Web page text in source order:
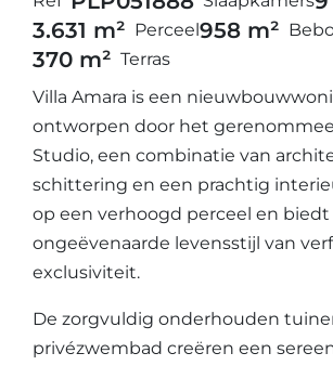
3.631 m² Perceel958 m²
370 m² Terras
Villa Amara is een
ontworpen door het
Studio, een combinatie van
schittering en een prachtig
op een verhoogd perceel en biedt
ongeëvenaarde levensstijl van
exclusiviteit.
De zorgvuldig onderhouden
privézwembad creëren een